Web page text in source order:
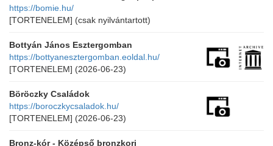
https://bomie.hu/
[TORTENELEM] (csak nyilvántartott)
Bottyán János Esztergomban
https://bottyanesztergomban.eoldal.hu/
[TORTENELEM] (2026-06-23)
Böröczky Családok
https://boroczkycsaladok.hu/
[TORTENELEM] (2026-06-23)
Bronz-kór - Középső bronzkori